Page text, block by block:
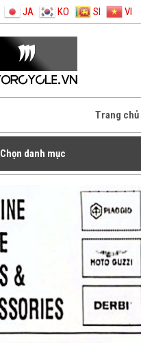
JA KO SI VI
Trang chủ
Chọn danh mục